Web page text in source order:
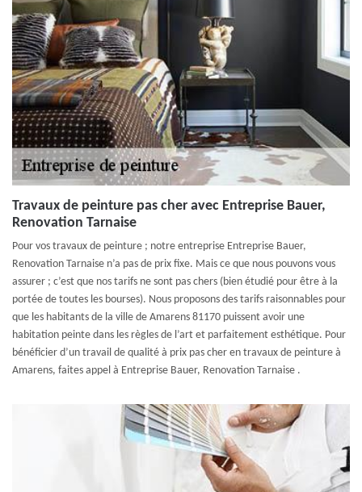
Travaux de peinture pas cher avec Entreprise Bauer,
Renovation Tarnaise
Pour vos travaux de peinture ; notre entreprise Entreprise Bauer,
Renovation Tarnaise n’a pas de prix fixe. Mais ce que nous pouvons vous
assurer ; c’est que nos tarifs ne sont pas chers (bien étudié pour être à la
portée de toutes les bourses). Nous proposons des tarifs raisonnables pour
que les habitants de la ville de Amarens 81170 puissent avoir une
habitation peinte dans les règles de l’art et parfaitement esthétique. Pour
bénéficier d’un travail de qualité à prix pas cher en travaux de peinture à
Amarens, faites appel à Entreprise Bauer, Renovation Tarnaise .